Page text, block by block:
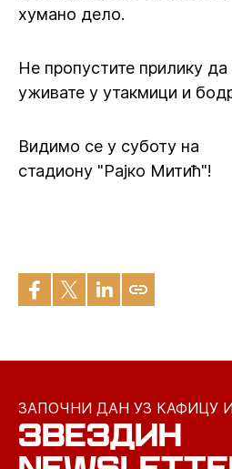
хумано дело.
Не пропустите прилику да
уживате у утакмици и
Видимо се у суботу на
стадиону "Рајко Митић"!
ЗАПОЧНИ ДАН УЗ КАФИЦУ И
ЗВЕЗДИН